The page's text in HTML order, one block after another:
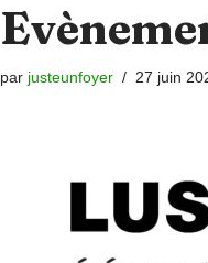
par justeunfoyer 27 juin